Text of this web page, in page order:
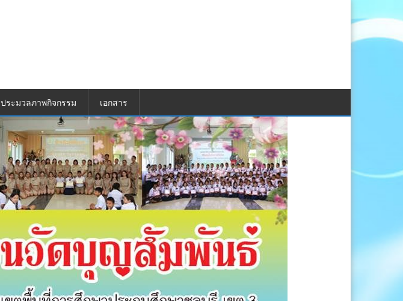
ประมวลภาพกิจกรรม เอกสาร